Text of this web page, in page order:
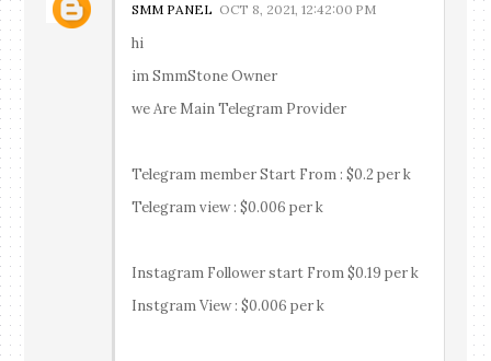
SMM PANEL OCT 8, 2021, 12:42:00 PM
hi
im SmmStone Owner
we Are Main Telegram Provider
Telegram member Start From : $0.2 per k
Telegram view : $0.006 per k
Instagram Follower start From $0.19 per k
Instgram View : $0.006 per k